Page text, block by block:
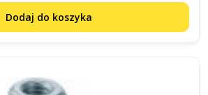
Dodaj do koszyka